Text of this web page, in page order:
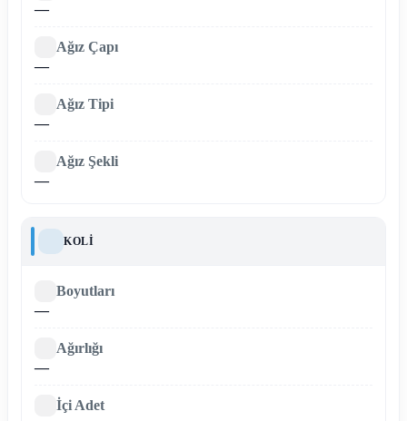
—
Ağız Çapı
—
Ağız Tipi
—
Ağız Şekli
—
KOLI
Boyutları
—
Ağırlığı
—
İçi Adet